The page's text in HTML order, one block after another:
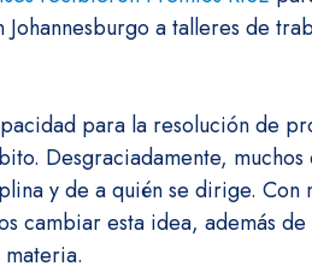
Johannesburgo a talleres de
para la resolución de
Desgraciadamente, muchos
y de a quién se dirige. Con
cambiar esta idea, además